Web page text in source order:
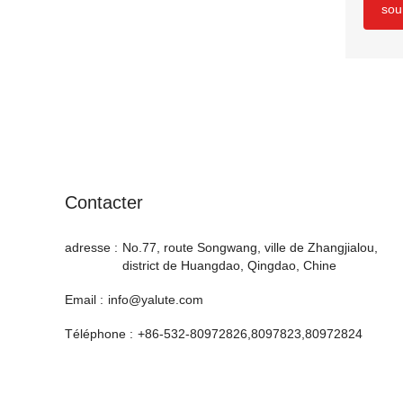
Contacter
adresse : No.77, route Songwang, ville de Zhangjialou,
district de Huangdao, Qingdao, Chine
Email : info@yalute.com
Téléphone : +86-532-80972826,8097823,80972824